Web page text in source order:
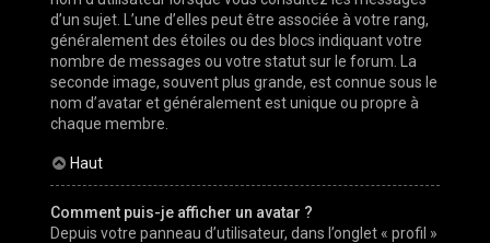
d’un sujet. L’une d’elles peut être associée à votre rang,
généralement des étoiles ou des blocs indiquant votre
nombre de messages ou votre statut sur le forum. La
seconde image, souvent plus grande, est connue sous le
nom d’avatar et généralement est unique ou propre à
chaque membre.
Haut
Comment puis-je afficher un avatar ?
Depuis votre panneau d’utilisateur, dans l’onglet « profil »